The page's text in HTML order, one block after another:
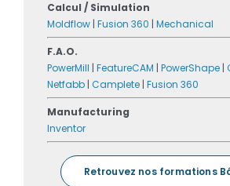
Calcul / Simulation
Moldflow | Fusion 360 | Mechanical
F.A.O.
PowerMill | FeatureCAM | PowerShape |
Netfabb | Camplete | Fusion 360
Manufacturing
Inventor
Retrouvez nos formations